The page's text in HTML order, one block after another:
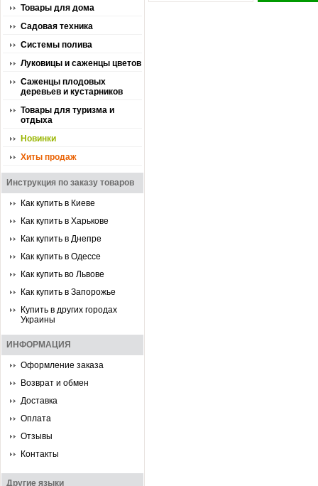
Товары для дома
Садовая техника
Системы полива
Луковицы и саженцы цветов
Саженцы плодовых
деревьев и кустарников
Товары для туризма и
отдыха
Новинки
Хиты продаж
Инструкция по заказу товаров
Как купить в Киеве
Как купить в Харькове
Как купить в Днепре
Как купить в Одессе
Как купить во Львове
Как купить в Запорожье
Купить в других городах
Украины
ИНФОРМАЦИЯ
Оформление заказа
Возврат и обмен
Доставка
Оплата
Отзывы
Контакты
Другие языки